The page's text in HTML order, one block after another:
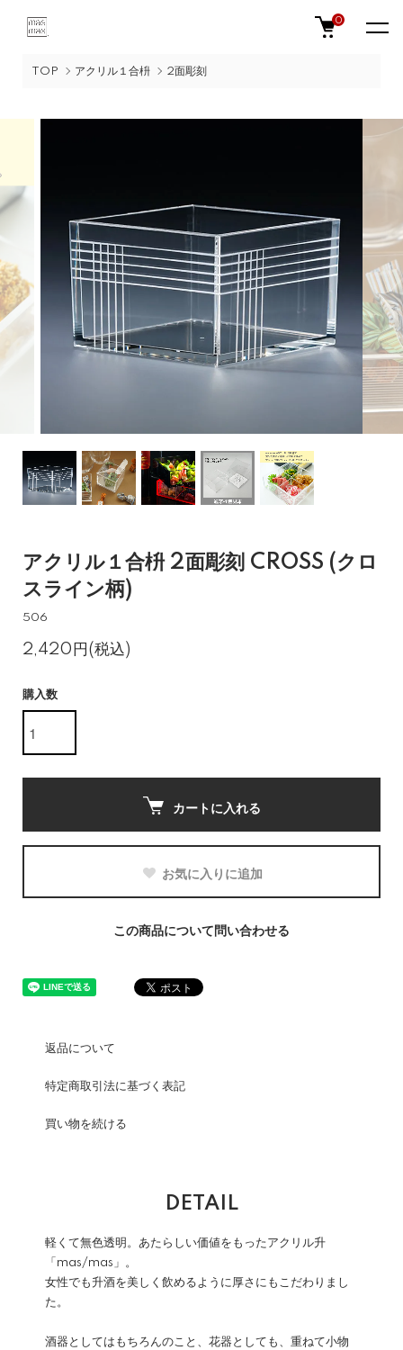
0
TOP アクリル１合枡 2面彫刻
アクリル１合枡 2面彫刻 CROSS (クロ
スライン柄)
506
2,420円(税込)
購入数
カートに入れる
お気に入りに追加
この商品について問い合わせる
返品について
特定商取引法に基づく表記
買い物を続ける
DETAIL
軽くて無色透明。あたらしい価値をもったアクリル升
「mas/mas」。
女性でも升酒を美しく飲めるように厚さにもこだわりまし
た。
酒器としてはもちろんのこと、花器としても、重ねて小物